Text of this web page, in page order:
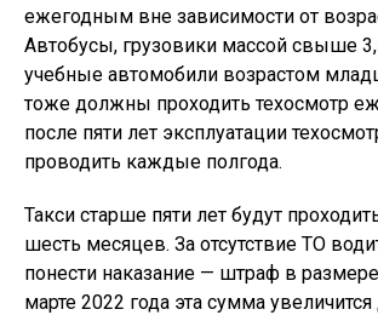
ежегодным вне зависимости от
Автобусы, грузовики массой свыше
учебные автомобили возрастом
тоже должны проходить техосмотр
после пяти лет эксплуатации
проводить каждые полгода.
Такси старше пяти лет будут
шесть месяцев. За отсутствие ТО
понести наказание — штраф в
марте 2022 года эта сумма